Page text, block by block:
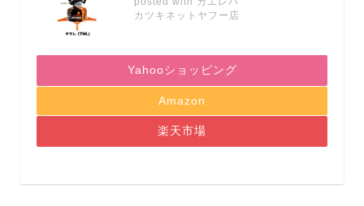
カツキネットヤフー店
Yahooショッピング
Amazon
楽天市場